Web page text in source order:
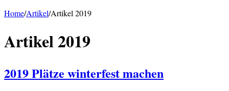
Home/Artikel/Artikel 2019
Artikel 2019
2019 Plätze winterfest machen